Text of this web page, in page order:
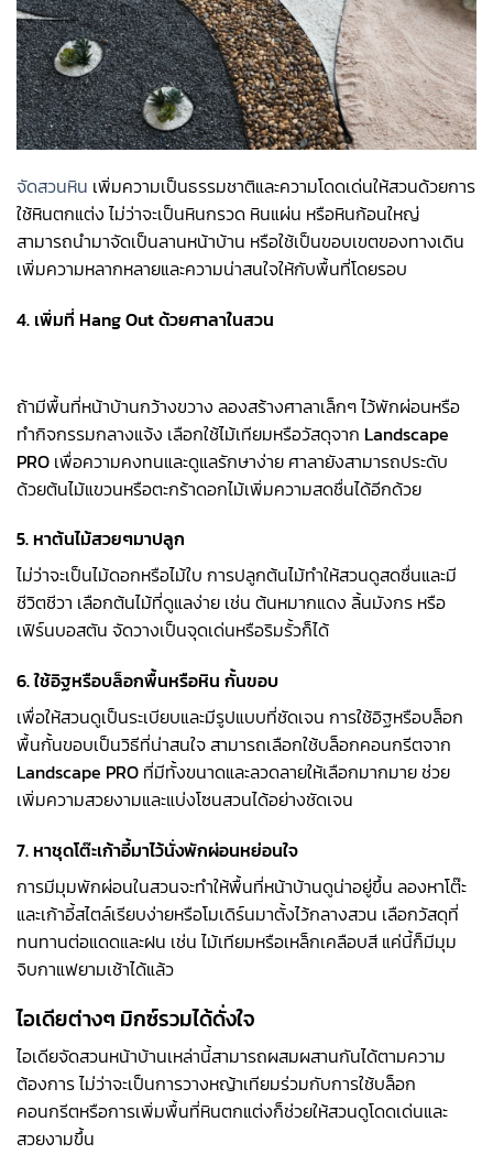
จัดสวนหิน เพิ่มความเป็นธรรมชาติและความโดดเด่นให้สวนด้วยการ
ใช้หินตกแต่ง ไม่ว่าจะเป็นหินกรวด หินแผ่น หรือหินก้อนใหญ่
สามารถนำมาจัดเป็นลานหน้าบ้าน หรือใช้เป็นขอบเขตของทางเดิน
เพิ่มความหลากหลายและความน่าสนใจให้กับพื้นที่โดยรอบ
4. เพิ่มที่ Hang Out ด้วยศาลาในสวน
ถ้ามีพื้นที่หน้าบ้านกว้างขวาง ลองสร้างศาลาเล็กๆ ไว้พักผ่อนหรือ
ทำกิจกรรมกลางแจ้ง เลือกใช้ไม้เทียมหรือวัสดุจาก Landscape
PRO เพื่อความคงทนและดูแลรักษาง่าย ศาลายังสามารถประดับ
ด้วยต้นไม้แขวนหรือตะกร้าดอกไม้เพิ่มความสดชื่นได้อีกด้วย
5. หาต้นไม้สวยๆมาปลูก
ไม่ว่าจะเป็นไม้ดอกหรือไม้ใบ การปลูกต้นไม้ทำให้สวนดูสดชื่นและมี
ชีวิตชีวา เลือกต้นไม้ที่ดูแลง่าย เช่น ต้นหมากแดง ลิ้นมังกร หรือ
เฟิร์นบอสตัน จัดวางเป็นจุดเด่นหรือริมรั้วก็ได้
6. ใช้อิฐหรือบล็อกพื้นหรือหิน กั้นขอบ
เพื่อให้สวนดูเป็นระเบียบและมีรูปแบบที่ชัดเจน การใช้อิฐหรือบล็อก
พื้นกั้นขอบเป็นวิธีที่น่าสนใจ สามารถเลือกใช้บล็อกคอนกรีตจาก
Landscape PRO ที่มีทั้งขนาดและลวดลายให้เลือกมากมาย ช่วย
เพิ่มความสวยงามและแบ่งโซนสวนได้อย่างชัดเจน
7. หาชุดโต๊ะเก้าอี้มาไว้นั่งพักผ่อนหย่อนใจ
การมีมุมพักผ่อนในสวนจะทำให้พื้นที่หน้าบ้านดูน่าอยู่ขึ้น ลองหาโต๊ะ
และเก้าอี้สไตล์เรียบง่ายหรือโมเดิร์นมาตั้งไว้กลางสวน เลือกวัสดุที่
ทนทานต่อแดดและฝน เช่น ไม้เทียมหรือเหล็กเคลือบสี แค่นี้ก็มีมุม
จิบกาแฟยามเช้าได้แล้ว
ไอเดียต่างๆ มิกซ์รวมได้ดั่งใจ
ไอเดียจัดสวนหน้าบ้านเหล่านี้สามารถผสมผสานกันได้ตามความ
ต้องการ ไม่ว่าจะเป็นการวางหญ้าเทียมร่วมกับการใช้บล็อก
คอนกรีตหรือการเพิ่มพื้นที่หินตกแต่งก็ช่วยให้สวนดูโดดเด่นและ
สวยงามขึ้น